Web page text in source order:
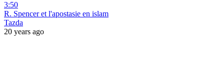
3:50
R. Spencer et l'apostasie en islam
Tazda
20 years ago